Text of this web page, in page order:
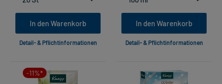
In den Warenkorb
Detail- & Pflichtinformationen
In den Warenkorb
Detail- & Pflichtinformationen
-11%*